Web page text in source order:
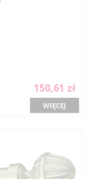
150,61 zł
WIĘCEJ